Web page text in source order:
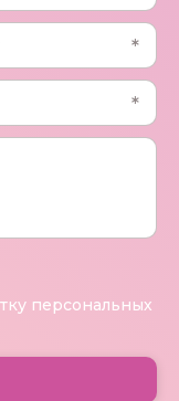
персональных